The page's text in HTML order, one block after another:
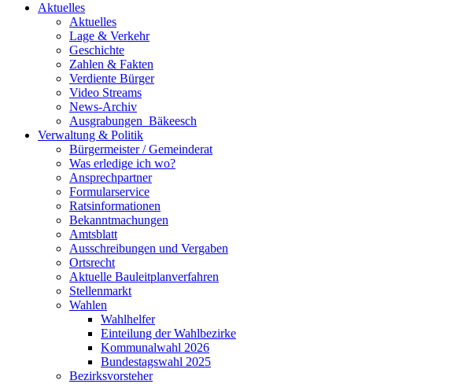
Aktuelles
Aktuelles
Lage & Verkehr
Geschichte
Zahlen & Fakten
Verdiente Bürger
Video Streams
News-Archiv
Ausgrabungen_Bäkeesch
Verwaltung & Politik
Bürgermeister / Gemeinderat
Was erledige ich wo?
Ansprechpartner
Formularservice
Ratsinformationen
Bekanntmachungen
Amtsblatt
Ausschreibungen und Vergaben
Ortsrecht
Aktuelle Bauleitplanverfahren
Stellenmarkt
Wahlen
Wahlhelfer
Einteilung der Wahlbezirke
Kommunalwahl 2026
Bundestagswahl 2025
Bezirksvorsteher